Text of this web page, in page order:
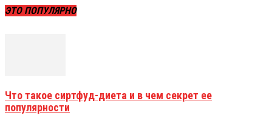
ЭТО ПОПУЛЯРНО
Что такое сиртфуд-диета и в чем секрет ее
популярности